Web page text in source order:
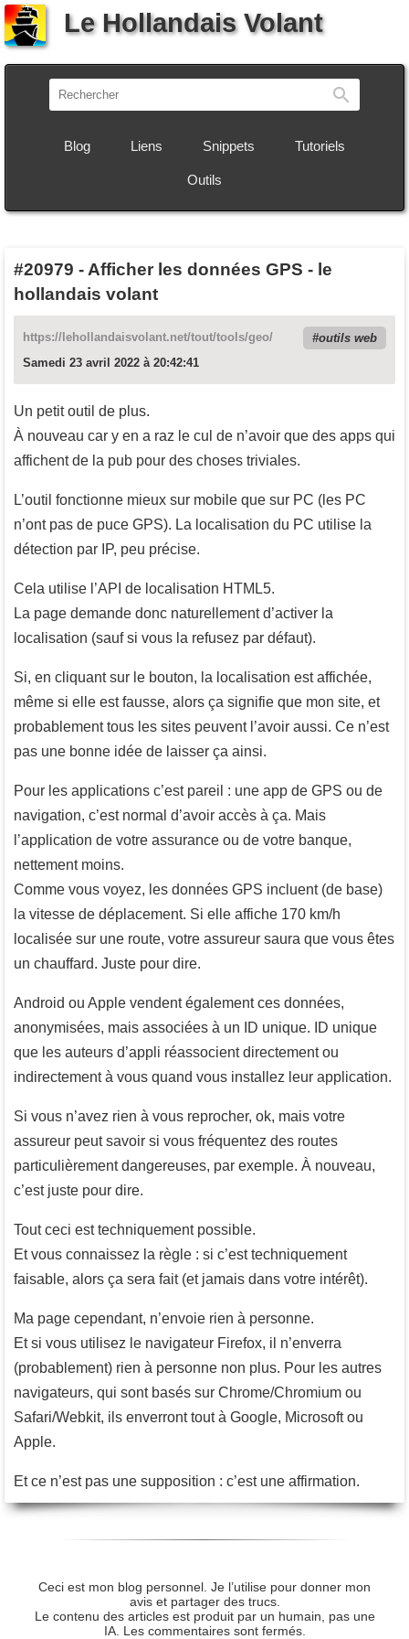
Le Hollandais Volant
Blog Liens Snippets Tutoriels
Outils
#20979 - Afficher les données GPS - le
hollandais volant
https://lehollandaisvolant.net/tout/tools/geo/
outils web
Samedi 23 avril 2022 à 20:42:41
Un petit outil de plus.
À nouveau car y en a raz le cul de n’avoir que des apps qui
affichent de la pub pour des choses triviales.
L’outil fonctionne mieux sur mobile que sur PC (les PC
n’ont pas de puce GPS). La localisation du PC utilise la
détection par IP, peu précise.
Cela utilise l’API de localisation HTML5.
La page demande donc naturellement d’activer la
localisation (sauf si vous la refusez par défaut).
Si, en cliquant sur le bouton, la localisation est affichée,
même si elle est fausse, alors ça signifie que mon site, et
probablement tous les sites peuvent l’avoir aussi. Ce n’est
pas une bonne idée de laisser ça ainsi.
Pour les applications c’est pareil : une app de GPS ou de
navigation, c’est normal d’avoir accès à ça. Mais
l’application de votre assurance ou de votre banque,
nettement moins.
Comme vous voyez, les données GPS incluent (de base)
la vitesse de déplacement. Si elle affiche 170 km/h
localisée sur une route, votre assureur saura que vous êtes
un chauffard. Juste pour dire.
Android ou Apple vendent également ces données,
anonymisées, mais associées à un ID unique. ID unique
que les auteurs d’appli réassocient directement ou
indirectement à vous quand vous installez leur application.
Si vous n’avez rien à vous reprocher, ok, mais votre
assureur peut savoir si vous fréquentez des routes
particulièrement dangereuses, par exemple. À nouveau,
c’est juste pour dire.
Tout ceci est techniquement possible.
Et vous connaissez la règle : si c’est techniquement
faisable, alors ça sera fait (et jamais dans votre intérêt).
Ma page cependant, n’envoie rien à personne.
Et si vous utilisez le navigateur Firefox, il n’enverra
(probablement) rien à personne non plus. Pour les autres
navigateurs, qui sont basés sur Chrome/Chromium ou
Safari/Webkit, ils enverront tout à Google, Microsoft ou
Apple.
Et ce n’est pas une supposition : c’est une affirmation.
Ceci est mon blog personnel. Je l’utilise pour donner mon
avis et partager des trucs.
Le contenu des articles est produit par un humain, pas une
IA. Les commentaires sont fermés.